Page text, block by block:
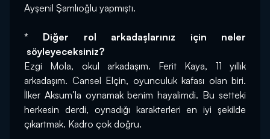
Ayşenil Şamlıoğlu yapmıştı.
* Diğer rol arkadaşlarınız için neler
söyleyeceksiniz?
Ezgi Mola, okul arkadaşım. Ferit Kaya, 11 yıllık
arkadaşım. Cansel Elçin, oyunculuk kafası olan biri.
İlker Aksum’la oynamak benim hayalimdi. Bu setteki
herkesin derdi, oynadığı karakterleri en iyi şekilde
çıkartmak. Kadro çok doğru.